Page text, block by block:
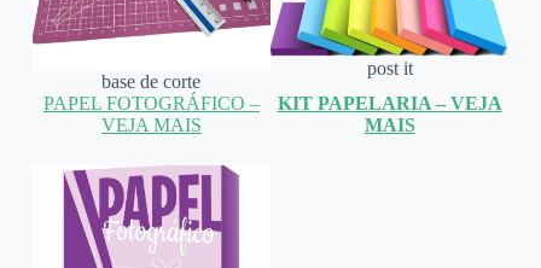
base de corte
post it
PAPEL FOTOGRÁFICO –
VEJA MAIS
KIT PAPELARIA – VEJA
MAIS